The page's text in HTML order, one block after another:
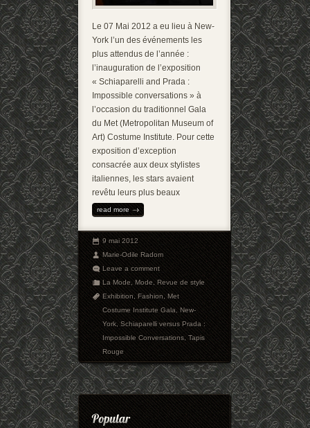
Le 07 Mai 2012 a eu lieu à New-
York l’un des événements les
plus attendus de l’année :
l’inauguration de l’exposition
« Schiaparelli and Prada :
Impossible conversations » à
l’occasion du traditionnel Gala
du Met (Metropolitan Museum of
Art) Costume Institute. Pour cette
exposition d’exception
consacrée aux deux stylistes
italiennes, les stars avaient
revêtu leurs plus beaux
read more
9 mai 2012
Marie-Odile Radom
Leave a comment
La Mode,Mode,Revue de style
Exhibition,Fashion,Met
Costume Institute Gala,New-
York,Schiaparelli versus Prada :
Impossible Conversations,Tapis
Rouge